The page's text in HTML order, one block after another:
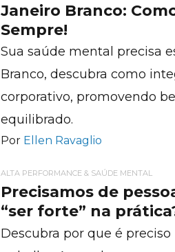
Janeiro Branco:
Sempre!
Sua saúde mental precisa
Branco, descubra como
corporativo, promovendo
equilibrado.
Por Ellen Ravaglio
ALTA PERFORMANCE & SAÚDE MENTAL
Precisamos de
“ser forte” na
Descubra por que é